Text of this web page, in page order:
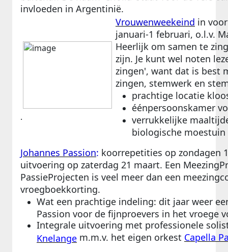
invloeden in Argentinië.
.
Vrouwenweekeind in
januari-1 februari, o.l.v.
Heerlijk om samen te
zijn. Je kunt wel noten
zingen', want dat is best
zingen, stemwerk en
prachtige locatie
éénpersoonskamer
verrukkelijke
biologische moestuin
Johannes Passion: koorrepetities op zondagen
uitvoering op zaterdag 21 maart. Een
PassieProjecten is veel meer dan een
vroegboekkorting.
Wat een prachtige indeling: dit jaar weer
Passion voor de fijnproevers in het vroege
Integrale uitvoering met professionele
Knelange m.m.v. het eigen orkest Capella